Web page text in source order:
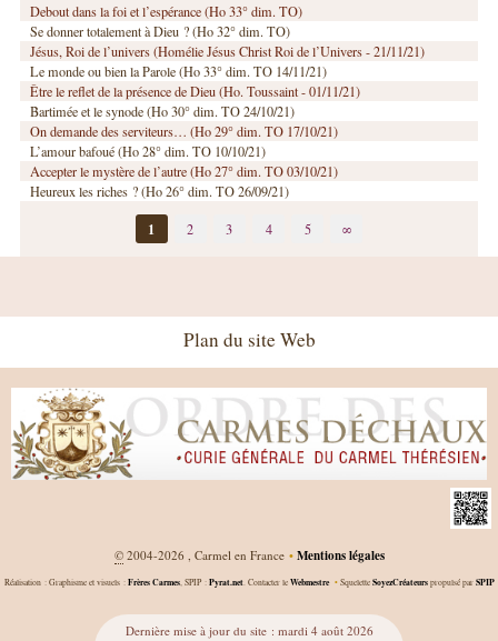
Debout dans la foi et l’espérance (Ho 33° dim. TO)
Se donner totalement à Dieu ? (Ho 32° dim. TO)
Jésus, Roi de l’univers (Homélie Jésus Christ Roi de l’Univers - 21/11/21)
Le monde ou bien la Parole (Ho 33° dim. TO 14/11/21)
Être le reflet de la présence de Dieu (Ho. Toussaint - 01/11/21)
Bartimée et le synode (Ho 30° dim. TO 24/10/21)
On demande des serviteurs… (Ho 29° dim. TO 17/10/21)
L’amour bafoué (Ho 28° dim. TO 10/10/21)
Accepter le mystère de l’autre (Ho 27° dim. TO 03/10/21)
Heureux les riches ? (Ho 26° dim. TO 26/09/21)
1 2 3 4 5 ∞
Plan du site Web
©2004-2026 , Carmel en France • Mentions légales
Réalisation : Graphisme et visuels : Frères Carmes, SPIP : Pyrat.net. Contacter le Webmestre •Squelette SoyezCréateurspropulsé par SPIP
Dernière mise à jour du site : mardi 4 août 2026